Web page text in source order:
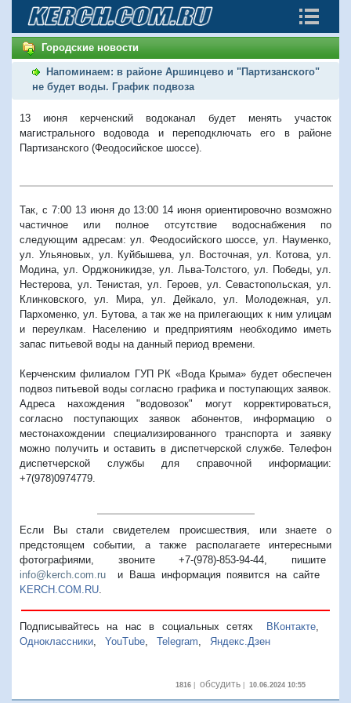
Городские новости
Напоминаем: в районе Аршинцево и "Партизанского"
не будет воды. График подвоза
13 июня керченский водоканал будет менять участок
магистрального водовода и переподключать его в районе
Партизанского (Феодосийское шоссе).
Так, с 7:00 13 июня до 13:00 14 июня ориентировочно возможно
частичное или полное отсутствие водоснабжения по
следующим адресам: ул. Феодосийского шоссе, ул. Науменко,
ул. Ульяновых, ул. Куйбышева, ул. Восточная, ул. Котова, ул.
Модина, ул. Орджоникидзе, ул. Льва-Толстого, ул. Победы, ул.
Нестерова, ул. Тенистая, ул. Героев, ул. Севастопольская, ул.
Клинковского, ул. Мира, ул. Дейкало, ул. Молодежная, ул.
Пархоменко, ул. Бутова, а так же на прилегающих к ним улицам
и переулкам. Населению и предприятиям необходимо иметь
запас питьевой воды на данный период времени.
Керченским филиалом ГУП РК «Вода Крыма» будет обеспечен
подвоз питьевой воды согласно графика и поступающих заявок.
Адреса нахождения "водовозок" могут корректироваться,
согласно поступающих заявок абонентов, информацию о
местонахождении специализированного транспорта и заявку
можно получить и оставить в диспетчерской службе. Телефон
диспетчерской службы для справочной информации:
+7(978)0974779.
Если Вы стали свидетелем происшествия, или знаете о
предстоящем событии, а также располагаете интересными
фотографиями, звоните +7-(978)-853-94-44, пишите
info@kerch.com.ru и Ваша информация появится на сайте
KERCH.COM.RU
Подписывайтесь на нас в социальных сетях ВКонтакте,
Одноклассники
YouTube Telegram Яндекс.Дзен
1816| обсудить| 10.06.2024 10:55